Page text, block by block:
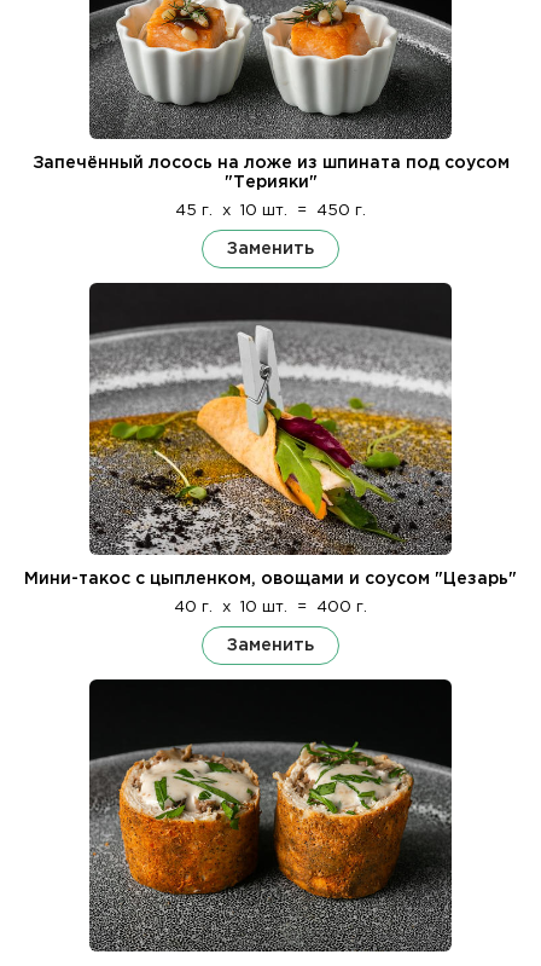
Запечённый лосось на ложе из шпината под соусом
"Терияки"
45 г. x 10 шт. = 450 г.
Заменить
Мини-такос с цыпленком, овощами и соусом "Цезарь"
40 г. x 10 шт. = 400 г.
Заменить